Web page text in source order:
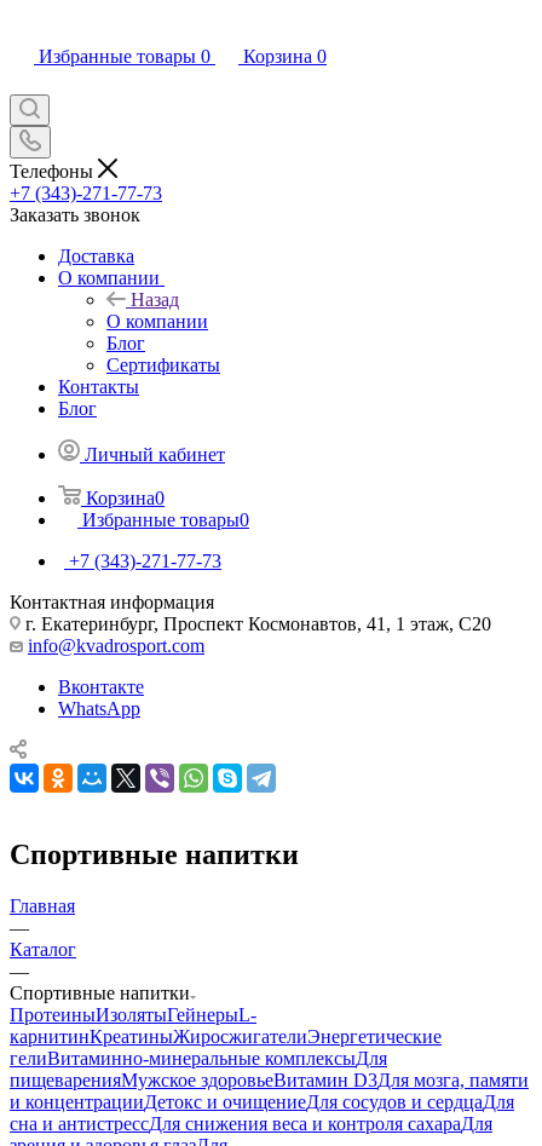
Избранные товары 0 Корзина 0
Телефоны
+7 (343)-271-77-73
Заказать звонок
Доставка
О компании
Назад
О компании
Блог
Сертификаты
Контакты
Блог
Личный кабинет
Корзина0
Избранные товары0
+7 (343)-271-77-73
Контактная информация
г. Екатеринбург, Проспект Космонавтов, 41, 1 этаж, С20
info@kvadrosport.com
Вконтакте
WhatsApp
Спортивные напитки
Главная
—
Каталог
—
Спортивные напитки
ПротеиныИзолятыГейнерыL-
карнитинКреатиныЖиросжигателиЭнергетические
гелиВитаминно-минеральные комплексыДля
пищеваренияМужское здоровьеВитамин D3Для мозга, памяти
и концентрацииДетокс и очищениеДля сосудов и сердцаДля
сна и антистрессДля снижения веса и контроля сахараДля